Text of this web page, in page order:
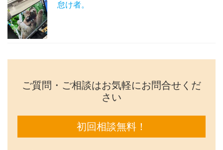
怠け者。
ご質問・ご相談はお気軽にお問合せくだ
さい
初回相談無料！